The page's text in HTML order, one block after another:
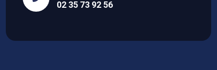
02 35 73 92 56